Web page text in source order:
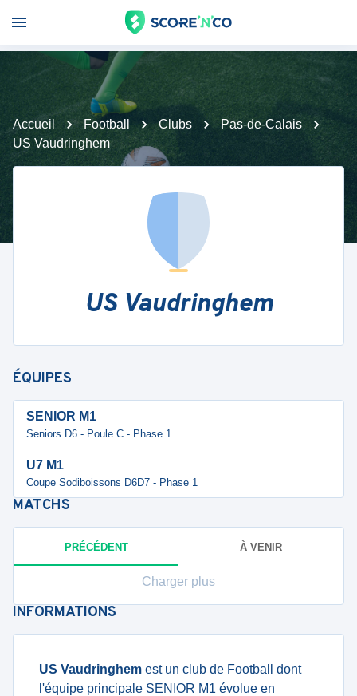
Accueil Football Clubs
Pas-de-Calais
US Vaudringhem
US Vaudringhem
ÉQUIPES
SENIOR M1
Seniors D6 - Poule C - Phase 1
U7 M1
Coupe Sodiboissons D6D7 - Phase 1
MATCHS
PRÉCÉDENT À VENIR
Charger plus
INFORMATIONS
US Vaudringhem est un club de Football dont
l'équipe principale SENIOR M1 évolue en